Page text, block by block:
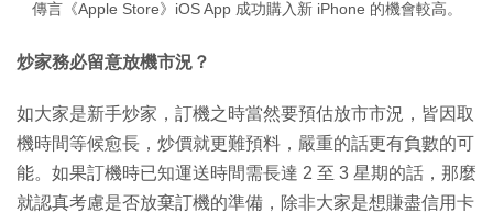
傳言《Apple Store》iOS App 成功購入新 iPhone 的機會較高。
炒家務必留意放機市況？
如大家是新手炒家，訂機之時當然要預估放市市況，皆因取
機時間等候愈長，炒價就更難預料，嚴重的話更有負數的可
能。如果訂機時已知運送時間需長達 2 至 3 星期的話，那麼
就認真考慮是否放棄訂機的準備，除非大家是想賺盡信用卡